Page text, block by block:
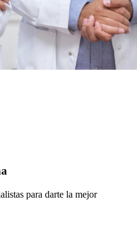
para darte la mejor